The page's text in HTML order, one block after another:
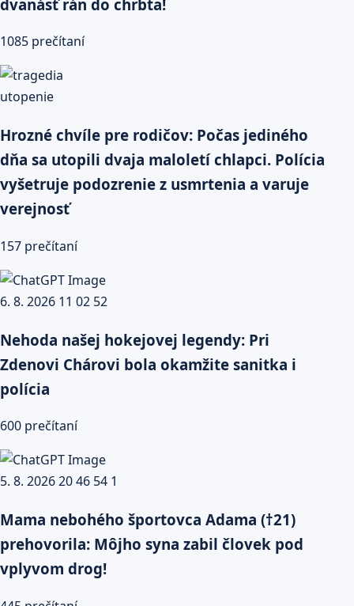
dvanásť rán do chrbta!
1085 prečítaní
Hrozné chvíle pre rodičov: Počas jediného
dňa sa utopili dvaja maloletí chlapci. Polícia
vyšetruje podozrenie z usmrtenia a varuje
verejnosť
157 prečítaní
Nehoda našej hokejovej legendy: Pri
Zdenovi Chárovi bola okamžite sanitka i
polícia
600 prečítaní
Mama nebohého športovca Adama (†21)
prehovorila: Môjho syna zabil človek pod
vplyvom drog!